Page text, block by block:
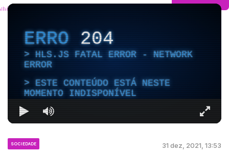
ERRO204
HLS.JS FATAL ERROR - NETWORK
ERROR
ESTE CONTEÚDO ESTÁ NESTE
MOMENTO INDISPONÍVEL
SOCIEDADE 31 dez, 2021, 13:53